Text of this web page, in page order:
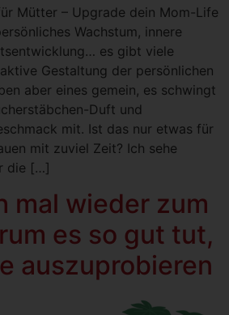
Mütter – Upgrade dein Mom-Life
Wachstum, innere
es gibt viele
Gestaltung der persönlichen
aber eines gemein, es schwingt
Duft und
mit. Ist das nur etwas für
mit zuviel Zeit? Ich sehe
die […]
mal wieder zum
es so gut tut,
auszuprobieren